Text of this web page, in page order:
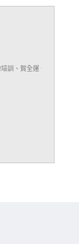
訓、賀全運 ·